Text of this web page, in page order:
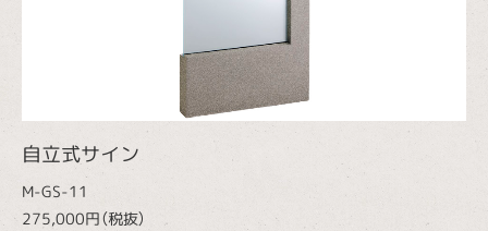
自立式サイン
M-GS-11
275,000円（税抜）